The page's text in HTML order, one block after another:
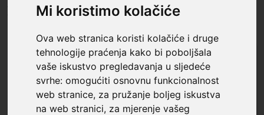
Mi koristimo kolačiće
Ova web stranica koristi kolačiće i druge
tehnologije praćenja kako bi poboljšala
vaše iskustvo pregledavanja u sljedeće
svrhe:omogućiti osnovnu funkcionalnost
web stranice, za pružanje boljeg iskustva
na web stranici, za mjerenje vašeg
Xiaomi - Redmi Note 9S/Note 9 Pro/Note 9